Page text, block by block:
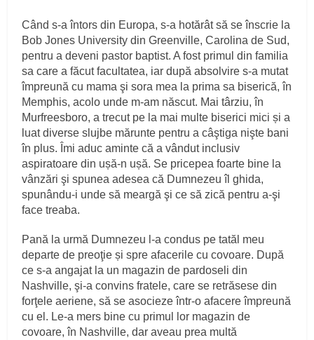
Când s‑a întors din Europa, s‑a hotărât să se înscrie la
Bob Jones University din Greenville, Carolina de Sud,
pentru a deveni pastor baptist. A fost primul din familia
sa care a făcut facultatea, iar după absolvire s‑a mutat
împreună cu mama şi sora mea la prima sa biserică, în
Memphis, acolo unde m‑am născut. Mai târziu, în
Murfreesboro, a trecut pe la mai multe biserici mici și a
luat diverse slujbe mărunte pentru a câştiga nişte bani
în plus. Îmi aduc aminte că a vândut inclusiv
aspiratoare din ușă‑n ușă. Se pricepea foarte bine la
vânzări şi spunea adesea că Dumnezeu îl ghida,
spunându‑i unde să meargă şi ce să zică pentru a‑şi
face treaba.
Pană la urmă Dumnezeu l‑a condus pe tatăl meu
departe de preoţie și spre afacerile cu covoare. După
ce s‑a angajat la un magazin de pardoseli din
Nashville, şi‑a convins fratele, care se retrăsese din
forţele aeriene, să se asocieze într‑o afacere împreună
cu el. Le‑a mers bine cu primul lor magazin de
covoare, în Nashville, dar aveau prea multă